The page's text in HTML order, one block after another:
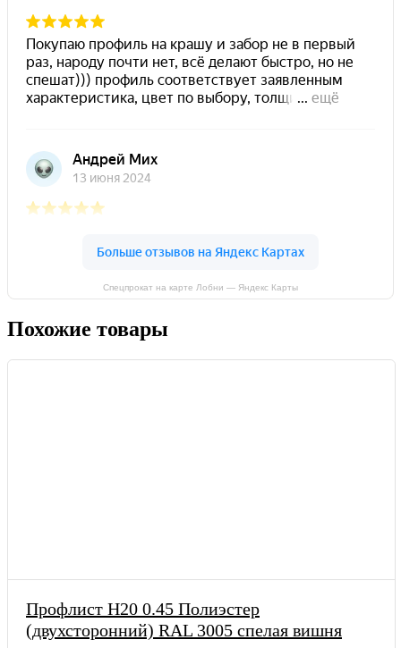
Спецпрокат на карте Лобни — Яндекс Карты
Похожие товары
Профлист Н20 0.45 Полиэстер
(двухсторонний) RAL 3005 спелая вишня